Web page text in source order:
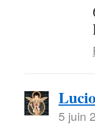
5 juin